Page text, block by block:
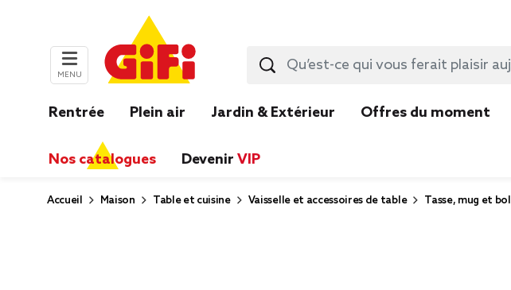
MENU
Rentrée Plein air Jardin & Extérieur Offres du moment
Nos catalogues Devenir VIP
Accueil Maison Table et cuisine Vaisselle et accessoires de table Tasse, mug et bol